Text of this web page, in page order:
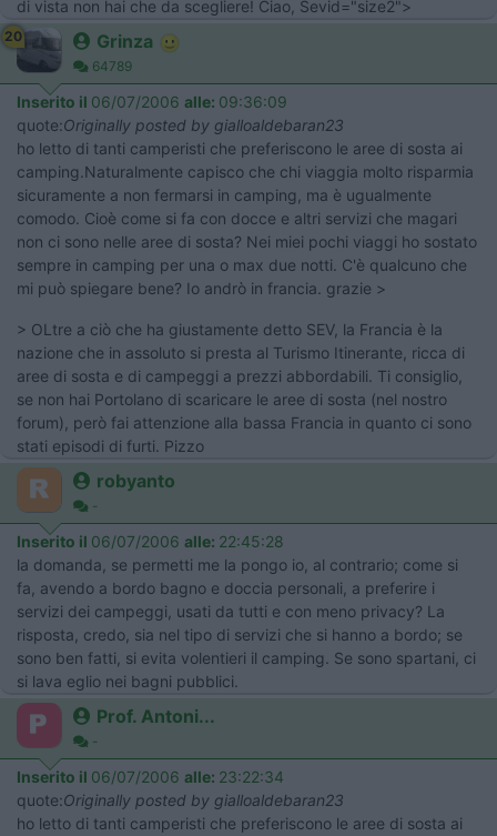
di vista non hai che da scegliere! Ciao, Sevid="size2">
20 Grinza
64789
Inserito il 06/07/2006 alle: 09:36:09
quote:Originally posted by gialloaldebaran23
ho letto di tanti camperisti che preferiscono le aree di sosta ai
camping.Naturalmente capisco che chi viaggia molto risparmia
sicuramente a non fermarsi in camping, ma è ugualmente
comodo. Cioè come si fa con docce e altri servizi che magari
non ci sono nelle aree di sosta? Nei miei pochi viaggi ho sostato
sempre in camping per una o max due notti. C'è qualcuno che
mi può spiegare bene? Io andrò in francia. grazie >
> OLtre a ciò che ha giustamente detto SEV, la Francia è la
nazione che in assoluto si presta al Turismo Itinerante, ricca di
aree di sosta e di campeggi a prezzi abbordabili. Ti consiglio,
se non hai Portolano di scaricare le aree di sosta (nel nostro
forum), però fai attenzione alla bassa Francia in quanto ci sono
stati episodi di furti. Pizzo
robyanto
-
Inserito il 06/07/2006 alle: 22:45:28
la domanda, se permetti me la pongo io, al contrario; come si
fa, avendo a bordo bagno e doccia personali, a preferire i
servizi dei campeggi, usati da tutti e con meno privacy? La
risposta, credo, sia nel tipo di servizi che si hanno a bordo; se
sono ben fatti, si evita volentieri il camping. Se sono spartani, ci
si lava eglio nei bagni pubblici.
Prof. Antoni...
-
Inserito il 06/07/2006 alle: 23:22:34
quote:Originally posted by gialloaldebaran23
ho letto di tanti camperisti che preferiscono le aree di sosta ai